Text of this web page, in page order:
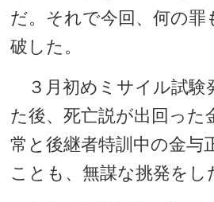
だ。それで今回、何の罪
破した。
３月初めミサイル試験
た後、死亡説が出回った
常と後継者特訓中の金与
ことも、無謀な挑発をし